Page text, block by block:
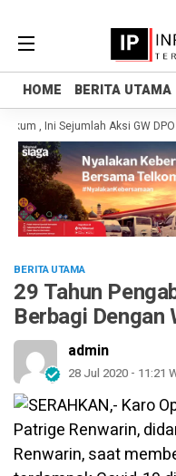
HOME BERITA UTAMA
HOME BERITA UTAMA
, Ini Sejumlah Aksi GW DPO
BERITA UTAMA
29 Tahun
Berbagi Dengan
admin
28 Jul 2020 - 11:21